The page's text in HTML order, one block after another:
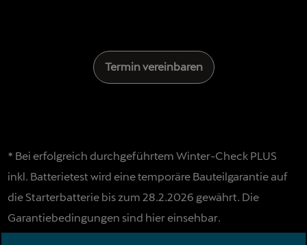
Termin vereinbaren
* Bei erfolgreich durchgeführtem Winter-Check PLUS
inkl. Batterietest wird eine temporäre Bauteilgarantie auf
die Starterbatterie bis zum 28.2.2026 gewährt. Die
Garantiebedingungen sind hier einsehbar.